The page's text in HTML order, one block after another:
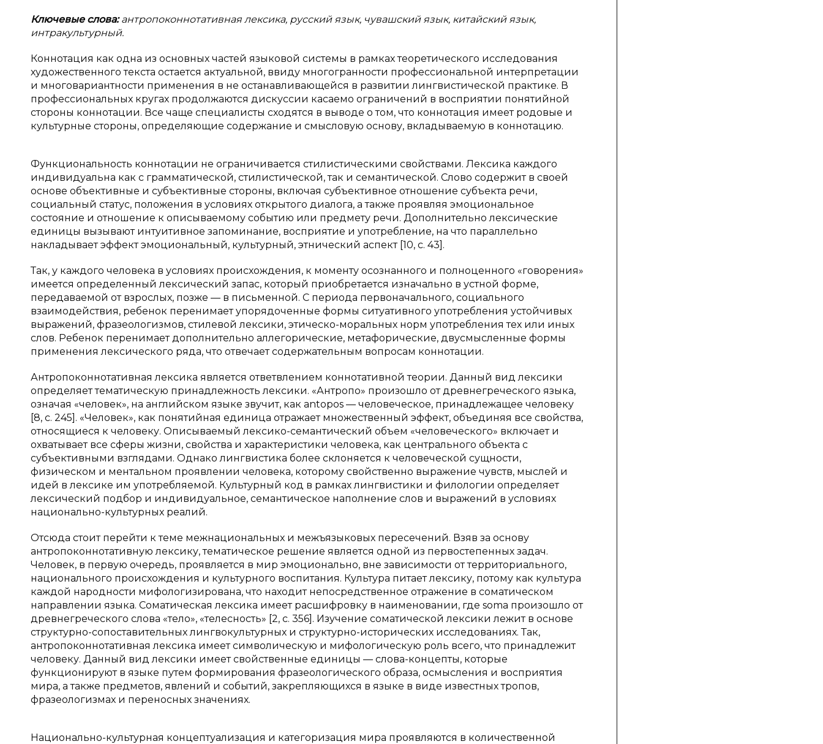
Ключевые слова:антропоконнотативная лексика, русский язык, чувашский язык, китайский язык,
интракультурный.
Коннотация как одна из основных частей языковой системы в рамках теоретического исследования
художественного текста остается актуальной, ввиду многогранности профессиональной интерпретации
и многовариантности применения в не останавливающейся в развитии лингвистической практике. В
профессиональных кругах продолжаются дискуссии касаемо ограничений в восприятии понятийной
стороны коннотации. Все чаще специалисты сходятся в выводе о том, что коннотация имеет родовые и
культурные стороны, определяющие содержание и смысловую основу, вкладываемую в коннотацию.
Функциональность коннотации не ограничивается стилистическими свойствами. Лексика каждого
индивидуальна как с грамматической, стилистической, так и семантической. Слово содержит в своей
основе объективные и субъективные стороны, включая субъективное отношение субъекта речи,
социальный статус, положения в условиях открытого диалога, а также проявляя эмоциональное
состояние и отношение к описываемому событию или предмету речи. Дополнительно лексические
единицы вызывают интуитивное запоминание, восприятие и употребление, на что параллельно
накладывает эффект эмоциональный, культурный, этнический аспект [10, с. 43].
Так, у каждого человека в условиях происхождения, к моменту осознанного и полноценного «говорения»
имеется определенный лексический запас, который приобретается изначально в устной форме,
передаваемой от взрослых, позже — в письменной. С периода первоначального, социального
взаимодействия, ребенок перенимает упорядоченные формы ситуативного употребления устойчивых
выражений, фразеологизмов, стилевой лексики, этическо-моральных норм употребления тех или иных
слов. Ребенок перенимает дополнительно аллегорические, метафорические, двусмысленные формы
применения лексического ряда, что отвечает содержательным вопросам коннотации.
Антропоконнотативная лексика является ответвлением коннотативной теории. Данный вид лексики
определяет тематическую принадлежность лексики. «Антропо» произошло от древнегреческого языка,
означая «человек», на английском языке звучит, как antopos — человеческое, принадлежащее человеку
[8, с. 245]. «Человек», как понятийная единица отражает множественный эффект, объединяя все свойства,
относящиеся к человеку. Описываемый лексико-семантический объем «человеческого» включает и
охватывает все сферы жизни, свойства и характеристики человека, как центрального объекта с
субъективными взглядами. Однако лингвистика более склоняется к человеческой сущности,
физическом и ментальном проявлении человека, которому свойственно выражение чувств, мыслей и
идей в лексике им употребляемой. Культурный код в рамках лингвистики и филологии определяет
лексический подбор и индивидуальное, семантическое наполнение слов и выражений в условиях
национально-культурных реалий.
Отсюда стоит перейти к теме межнациональных и межъязыковых пересечений. Взяв за основу
антропоконнотативную лексику, тематическое решение является одной из первостепенных задач.
Человек, в первую очередь, проявляется в мир эмоционально, вне зависимости от территориального,
национального происхождения и культурного воспитания. Культура питает лексику, потому как культура
каждой народности мифологизирована, что находит непосредственное отражение в соматическом
направлении языка. Соматическая лексика имеет расшифровку в наименовании, где soma произошло от
древнегреческого слова «тело», «телесность» [2, с. 356]. Изучение соматической лексики лежит в основе
структурно-сопоставительных лингвокультурных и структурно-исторических исследованиях. Так,
антропоконнотативная лексика имеет символическую и мифологическую роль всего, что принадлежит
человеку. Данный вид лексики имеет свойственные единицы — слова-концепты, которые
функционируют в языке путем формирования фразеологического образа, осмысления и восприятия
мира, а также предметов, явлений и событий, закрепляющихся в языке в виде известных тропов,
фразеологизмах и переносных значениях.
Национально-культурная концептуализация и категоризация мира проявляются в количественной